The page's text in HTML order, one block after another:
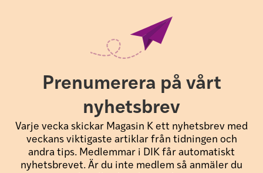
Prenumerera på vårt
nyhetsbrev
Varje vecka skickar Magasin K ett nyhetsbrev med
veckans viktigaste artiklar från tidningen och
andra tips. Medlemmar i DIK får automatiskt
nyhetsbrevet. Är du inte medlem så anmäler du